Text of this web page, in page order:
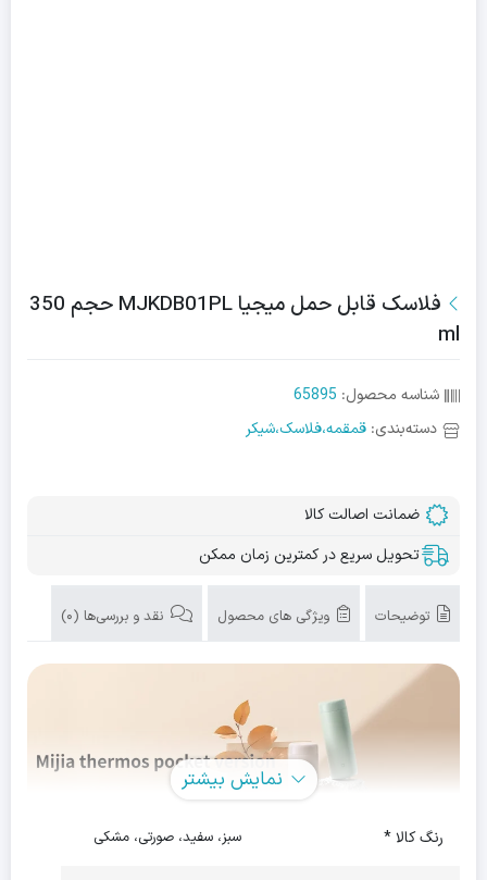
فلاسک قابل حمل میجیا MJKDB01PL حجم 350
ml
شناسه محصول: 65895
دسته‌بندی: قمقمه،فلاسک،شیکر
ضمانت اصالت کالا
تحویل سریع در کمترین زمان ممکن
توضیحات ویژگی های محصول نقد و بررسی‌ها (0)
نمایش بیشتر
رنگ کالا * سبز، سفید، صورتی، مشکی